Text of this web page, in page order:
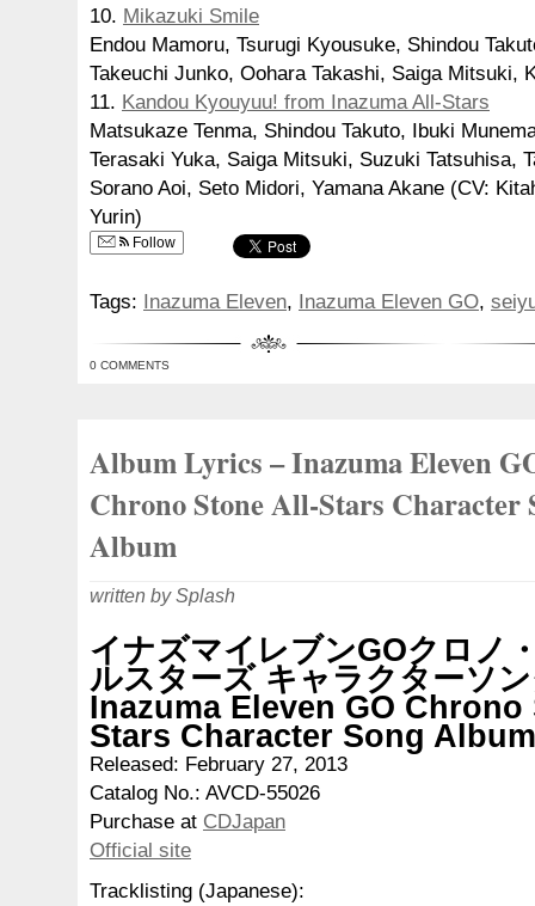
10. Mikazuki Smile
Endou Mamoru, Tsurugi Kyousuke, Shindou
Takeuchi Junko, Oohara Takashi, Saiga Mitsuki,
11. Kandou Kyouyuu! from Inazuma All-Stars
Matsukaze Tenma, Shindou Takuto, Ibuki
Terasaki Yuka, Saiga Mitsuki, Suzuki Tatsuhisa,
Sorano Aoi, Seto Midori, Yamana Akane (CV:
Yurin)
Follow
Tags: Inazuma Eleven, Inazuma Eleven GO,
0 COMMENTS
Album Lyrics – Inazuma Eleven
Chrono Stone All-Stars Character
Album
written by Splash
イナズマイレブンGOクロノ
ルスターズ キャラクターソ
Inazuma Eleven GO
Stars Character Song Album
Released: February 27, 2013
Catalog No.: AVCD-55026
Purchase at CDJapan
Official site
Tracklisting (Japanese):